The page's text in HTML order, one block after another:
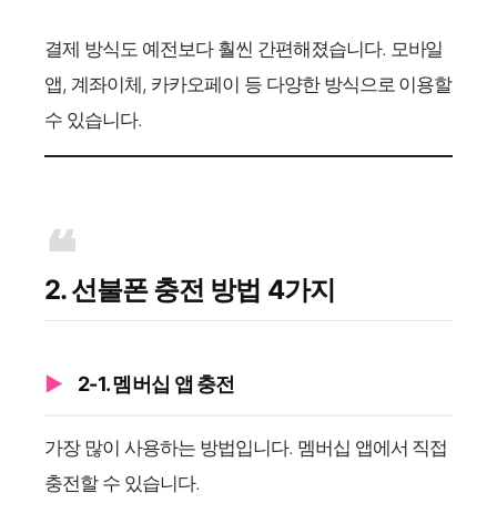
결제 방식도 예전보다 훨씬 간편해졌습니다. 모바일
앱, 계좌이체, 카카오페이 등 다양한 방식으로 이용할
수 있습니다.
2. 선불폰 충전 방법 4가지
2-1. 멤버십 앱 충전
가장 많이 사용하는 방법입니다. 멤버십 앱에서 직접
충전할 수 있습니다.